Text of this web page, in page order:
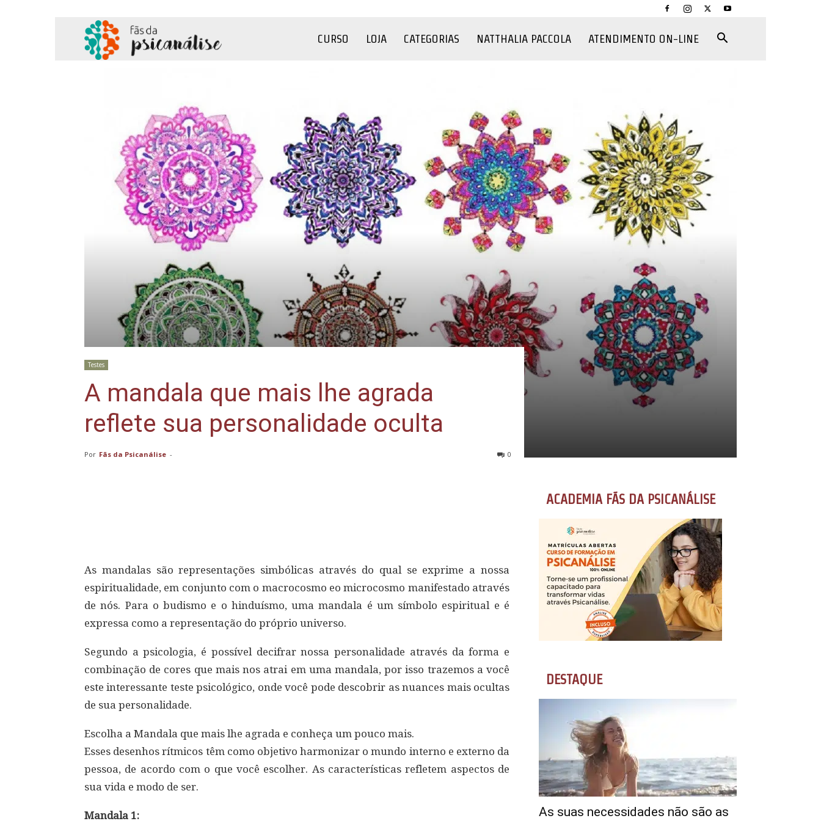
Psicanálise
CURSO LOJA CATEGORIAS NATTHALIA PACCOLA ATENDIMENTO ON-LINE
Testes
A mandala que mais lhe agrada
reflete sua personalidade oculta
Por Fãs da Psicanálise - 0
As mandalas são representações simbólicas através do qual se exprime a nossa
espiritualidade, em conjunto com o macrocosmo eo microcosmo manifestado através
de nós. Para o budismo e o hinduísmo, uma mandala é um símbolo espiritual e é
expressa como a representação do próprio universo.
Segundo a psicologia, é possível decifrar nossa personalidade através da forma e
combinação de cores que mais nos atrai em uma mandala, por isso trazemos a você
este interessante teste psicológico, onde você pode descobrir as nuances mais ocultas
de sua personalidade.
Escolha a Mandala que mais lhe agrada e conheça um pouco mais.
Esses desenhos rítmicos têm como objetivo harmonizar o mundo interno e externo da
pessoa, de acordo com o que você escolher. As características refletem aspectos de
sua vida e modo de ser.
Mandala 1:
ACADEMIA FÃS DA PSICANÁLISE
DESTAQUE
As suas necessidades não são as